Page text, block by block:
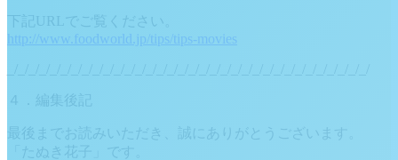
下記URLでご覧ください。
http://www.foodworld.jp/tips/tips-movies
４．編集後記
最後までお読みいただき、誠にありがとうございます。
「たぬき花子」です。